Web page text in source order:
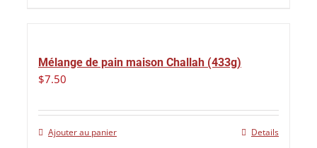
Mélange de pain maison Challah (433g)
$7.50
Ajouter au panier Details